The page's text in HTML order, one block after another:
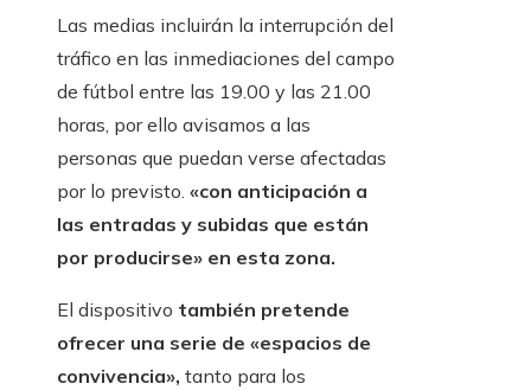
Las medias incluirán la interrupción del
tráfico en las inmediaciones del campo
de fútbol entre las 19.00 y las 21.00
horas, por ello avisamos a las
personas que puedan verse afectadas
por lo previsto. «con anticipación a
las entradas y subidas que están
por producirse» en esta zona.
El dispositivo también pretende
ofrecer una serie de «espacios de
convivencia», tanto para los